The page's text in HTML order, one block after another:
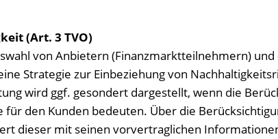
(Art. 3 TVO)
von Anbietern (Finanzmarktteilnehmern)
Strategie zur Einbeziehung von
wird ggf. gesondert dargestellt, wenn die
den Kunden bedeuten. Über die
dieser mit seinen vorvertraglichen